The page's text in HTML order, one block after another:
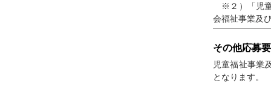
※２）「児童
会福祉事業及
その他応募
児童福祉事業
となります。